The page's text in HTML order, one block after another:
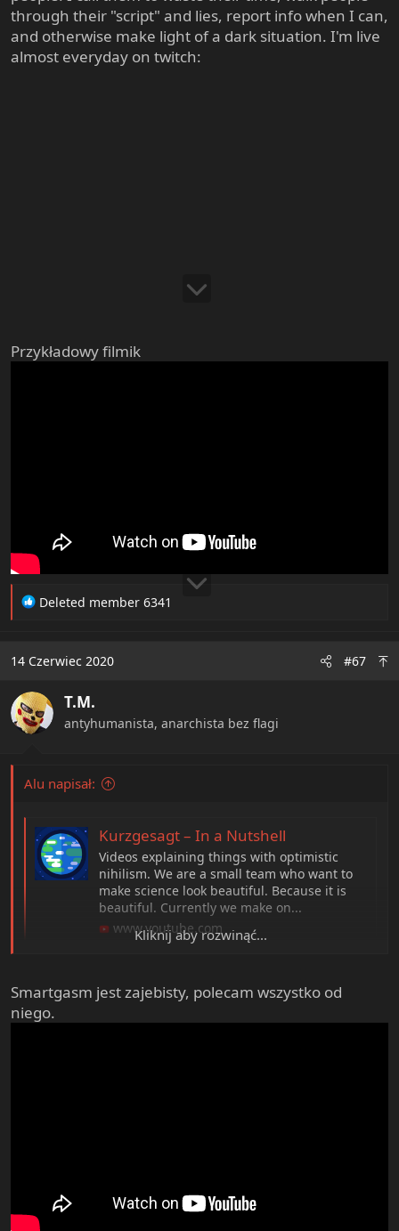
through their "script" and lies, report info when I can,
and otherwise make light of a dark situation. I'm live
almost everyday on twitch:
Przykładowy filmik
R
t
o
n
Deleted member 6341
14 Czerwiec 2020 #67
T.M.
antyhumanista, anarchista bez flagi
Alu napisał:
Kurzgesagt – In a Nutshell
Videos explaining things with optimistic
nihilism. We are a small team who want to
make science look beautiful. Because it is
beautiful. Currently we make on...
www.youtube.com
Einzelgänger
Kliknij aby rozwinąć...
Smartgasm jest zajebisty, polecam wszystko od
niego.